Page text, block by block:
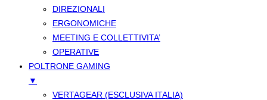
DIREZIONALI
ERGONOMICHE
MEETING E COLLETTIVITA’
OPERATIVE
POLTRONE GAMING
▼
VERTAGEAR (ESCLUSIVA ITALIA)